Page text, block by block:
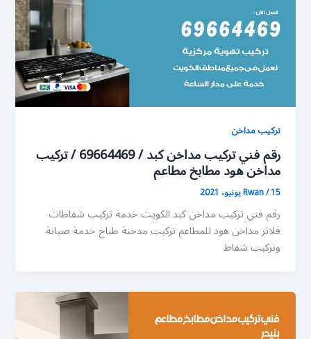
تركيب مداخن
رقم فني تركيب مداخن كبد / 69664469 / تركيب
مداخن هود مطابخ مطاعم
Rwan/15 يونيو، 2021
رقم فني تركيب مداخن كبد الكويت خدمة تركيب شفاطات
فلاتر مداخن هود للمطاعم تركيب مدخنة طباخ خدمة صيانة
وتركيب شفاط